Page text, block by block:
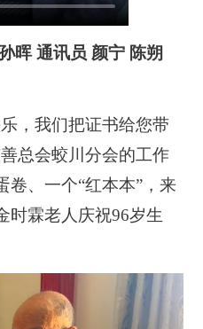
晖 通讯员 颜宁 陈朔
我们把证书给您带
总会蛟川分会的工作
卷、一个“红本本”，来
时霖老人庆祝96岁生